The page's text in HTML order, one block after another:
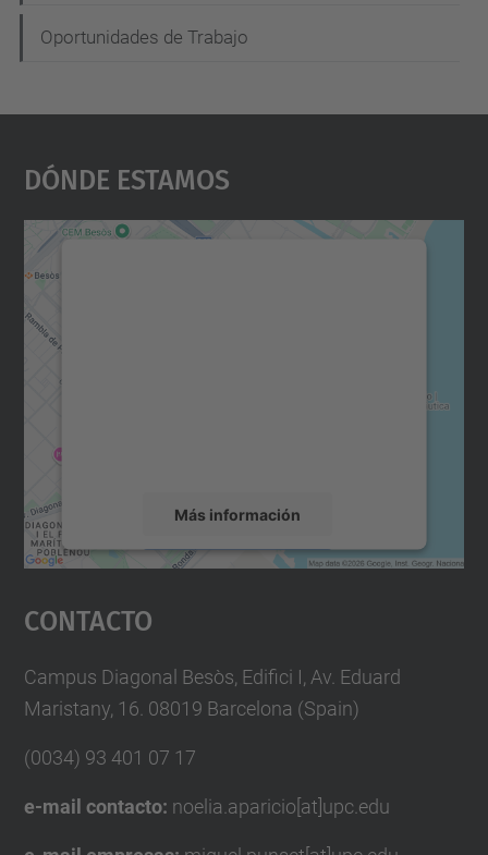
Oportunidades de Trabajo
Dónde Estamos
Más información
Aceptar
powered by
Contacto
Campus Diagonal Besòs, Edifici I, Av. Eduard
Maristany, 16. 08019 Barcelona (Spain)
(0034) 93 401 07 17
e-mail contacto: noelia.aparicio[at]upc.edu